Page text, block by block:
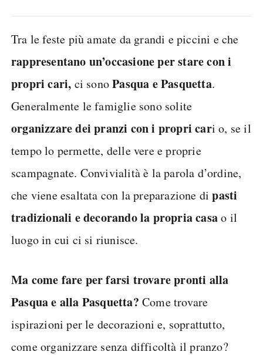
Tra le feste più amate da grandi e piccini e che
rappresentano un’occasione per stare con i
propri cari, ci sonoPasqua e Pasquetta.
Generalmente le famiglie sono solite
organizzare dei pranzi con i propri cari o, se il
tempo lo permette, delle vere e proprie
scampagnate. Convivialità è la parola d’ordine,
che viene esaltata con la preparazione dipasti
tradizionali e decorando la propria casao il
luogo in cui ci si riunisce.
Ma come fare per farsi trovare pronti alla
Pasqua e alla Pasquetta? Come trovare
ispirazioni per le decorazioni e, soprattutto,
come organizzare senza difficoltà il pranzo?